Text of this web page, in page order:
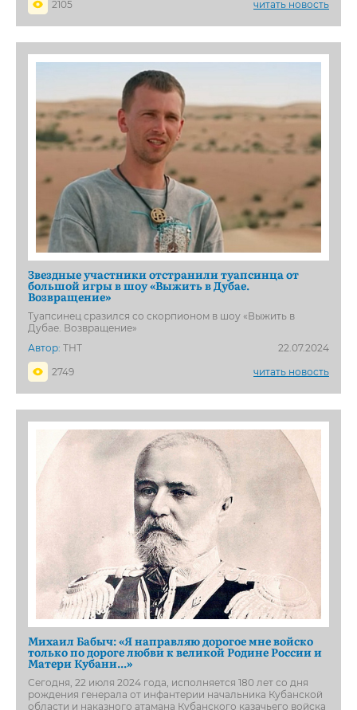
2105 читать новость
Звездные участники отстранили туапсинца от
большой игры в шоу «Выжить в Дубае.
Возвращение»
Туапсинец сразился со скорпионом в шоу «Выжить в
Дубае. Возвращение»
Автор: ТНТ
22.07.2024
2749
читать новость
Михаил Бабыч: «Я направляю дорогое мне войско
только по дороге любви к великой Родине России и
Матери Кубани...»
Сегодня, 22 июля 2024 года, исполняется 180 лет со дня
рождения генерала от инфантерии начальника Кубанской
области и наказного атамана Кубанского казачьего войска